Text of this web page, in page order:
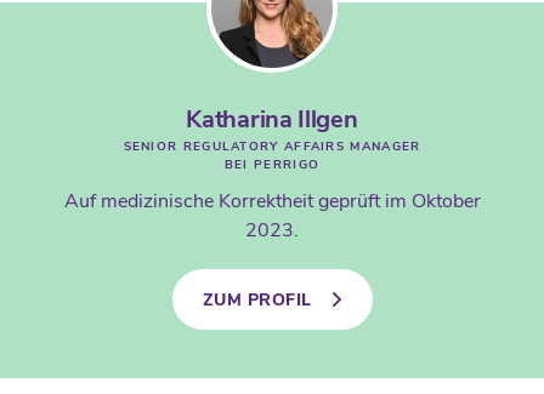
Katharina Illgen
SENIOR REGULATORY AFFAIRS MANAGER
BEI PERRIGO
Auf medizinische Korrektheit geprüft im Oktober
2023.
ZUM PROFIL